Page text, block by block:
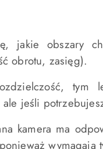
jakie obszary
obrotu, zasięg).
tym
jeśli
kamera ma